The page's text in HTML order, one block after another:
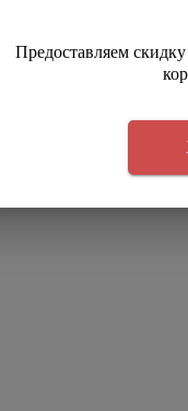
Предоставляем